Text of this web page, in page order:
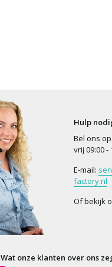
Hulp
Bel ons op:
vrij 09:00 -
E-mail:
factory.nl
Of bekijk
Wat onze klanten over ons